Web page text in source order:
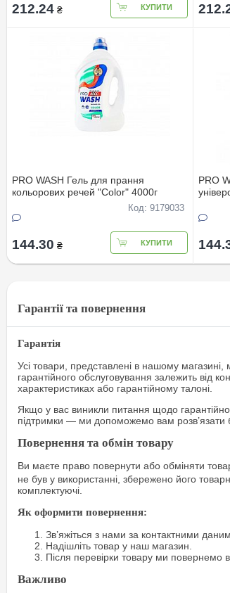
212.24 ₴ КУПИТИ
PRO WASH Гель для прання
кольорових речей "Color" 4000г
Код: 9179033
144.30 ₴ КУПИТИ
PRO
Гарантії та повернення
Гарантія
Усі товари, представлені в нашому
гарантійного обслуговування залежить від
характеристиках або гарантійному талоні.
Якщо у вас виникли питання щодо
підтримки — ми допоможемо вам розв’язати
Повернення та обмін товару
Ви маєте право повернути або обміняти
не був у використанні, збережено його
комплектуючі.
Як оформити повернення:
Зв’яжіться з нами за контактними
Надішліть товар у наш магазин.
Після перевірки товару ми повернемо
Важливо